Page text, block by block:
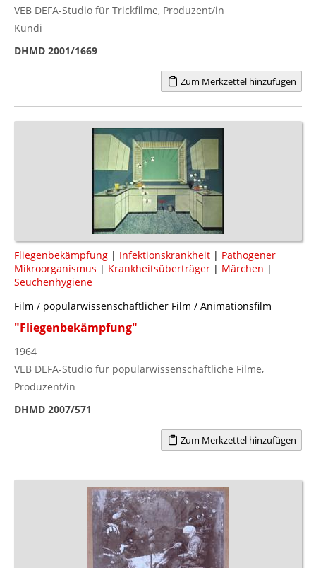
VEB DEFA-Studio für Trickfilme, Produzent/in
Kundi
DHMD 2001/1669
Zum Merkzettel hinzufügen
Fliegenbekämpfung | Infektionskrankheit | Pathogener
Mikroorganismus | Krankheitsüberträger | Märchen |
Seuchenhygiene
Film / populärwissenschaftlicher Film / Animationsfilm
"Fliegenbekämpfung"
1964
VEB DEFA-Studio für populärwissenschaftliche Filme,
Produzent/in
DHMD 2007/571
Zum Merkzettel hinzufügen